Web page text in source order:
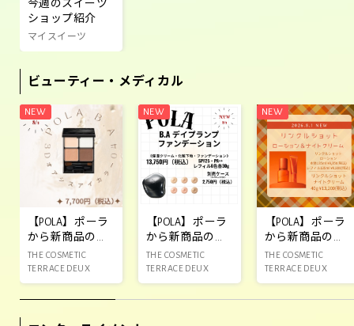
今週のスイーツ
ショップ紹介
マイスイーツ
ビューティー・メディカル
【POLA】ポーラ
から新商品のお
知らせ‼️
THE COSMETIC
TERRACE DEUX
【POLA】ポーラ
から新商品のお
知らせ‼️
THE COSMETIC
TERRACE DEUX
【POLA】ポーラ
から新商品のお
知らせ‼️
THE COSMETIC
TERRACE DEUX